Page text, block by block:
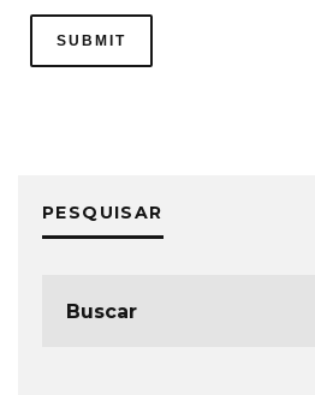
PESQUISAR